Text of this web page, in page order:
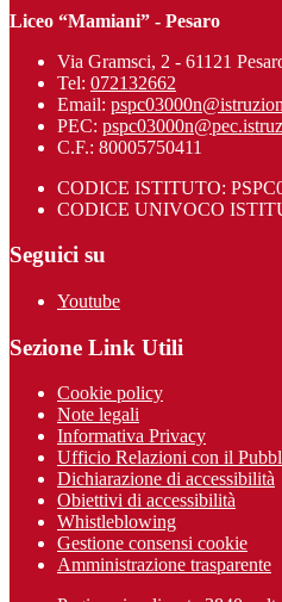
Liceo “Mamiani” - Pesaro
Via Gramsci, 2 - 61121
Tel: 072132662
Email:
PEC:
C.F.: 80005750411
CODICE ISTITUTO:
CODICE UNIVOCO
Seguici su
Youtube
Sezione Link Utili
Cookie policy
Note legali
Informativa Privacy
Ufficio Relazioni con il
Dichiarazione di accessibilità
Obiettivi di accessibilità
Whistleblowing
Gestione consensi cookie
Amministrazione trasparente